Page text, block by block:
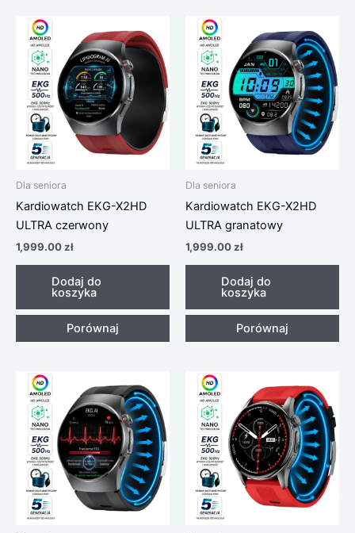
Dla seniora
Kardiowatch EKG-X2HD
ULTRA czerwony
1,999.00zł
Dodaj do
koszyka
Porównaj
Dla seniora
Kardiowatch EKG-X2HD
ULTRA granatowy
1,999.00zł
Dodaj do
koszyka
Porównaj